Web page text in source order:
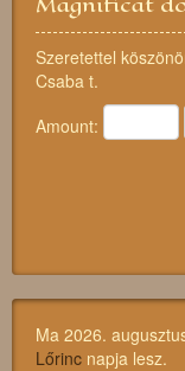
Szeretettel
Csaba t.
Amount:
Ma 2026.
Lőrinc napja lesz.